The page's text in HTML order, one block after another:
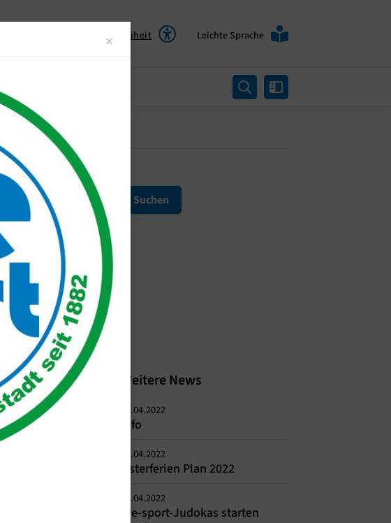
Barrierefreiheit Leichte Sprache
Weitere News
11.04.2022
Info
05.04.2022
Osterferien Plan 2022
05.04.2022
me-sport-Judokas starten
× Close